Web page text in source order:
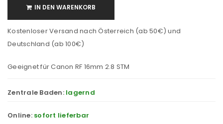
IN DEN WARENKORB
Kostenloser Versand nach Österreich (ab 50€) und
Deutschland (ab 100€)
Geeignet für Canon RF 16mm 2.8 STM
Zentrale Baden: lagernd
Online: sofort lieferbar